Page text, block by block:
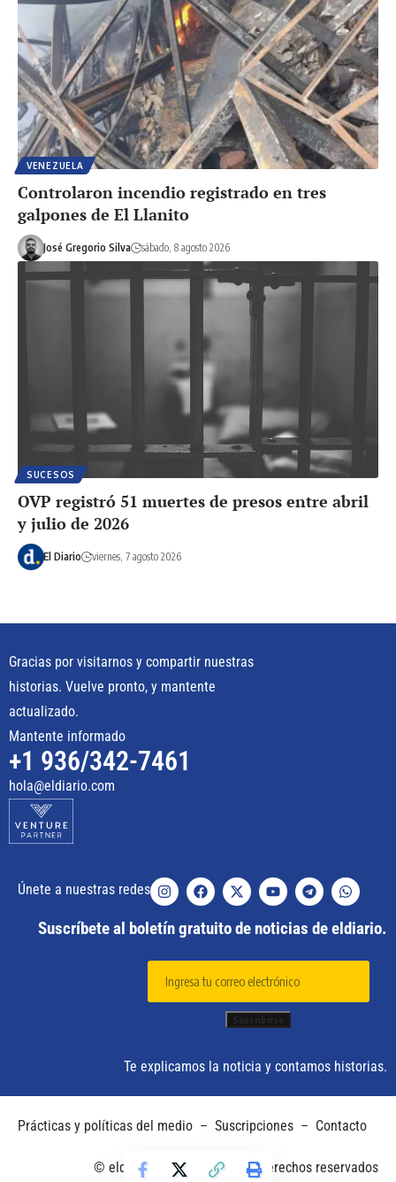
VENEZUELA
Controlaron incendio registrado en tres
galpones de El Llanito
José Gregorio Silva sábado, 8 agosto 2026
SUCESOS
OVP registró 51 muertes de presos entre abril
y julio de 2026
El Diario viernes, 7 agosto 2026
Gracias por visitarnos y compartir nuestras
historias. Vuelve pronto, y mantente
actualizado.
Mantente informado
+1 936/342-7461
hola@eldiario.com
Únete a nuestras redes
Suscríbete al boletín gratuito de noticias de eldiario.
Te explicamos la noticia y contamos historias.
Prácticas y políticas del medio – Suscripciones – Contacto
© eldiario. 2025 – Todos los derechos reservados